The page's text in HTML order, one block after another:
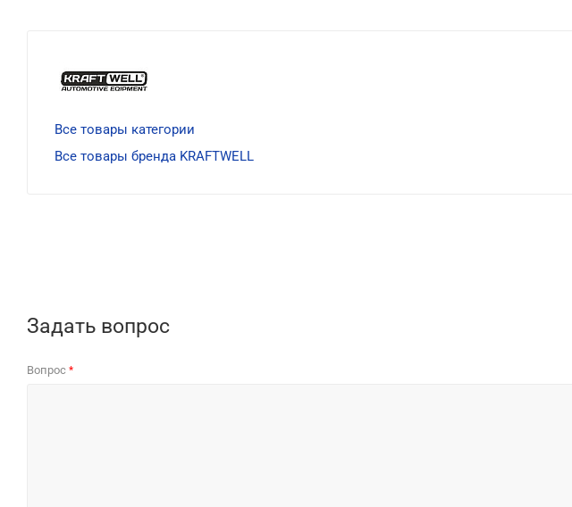
Все товары категории
Все товары бренда KRAFTWELL
Задать вопрос
Вопрос *